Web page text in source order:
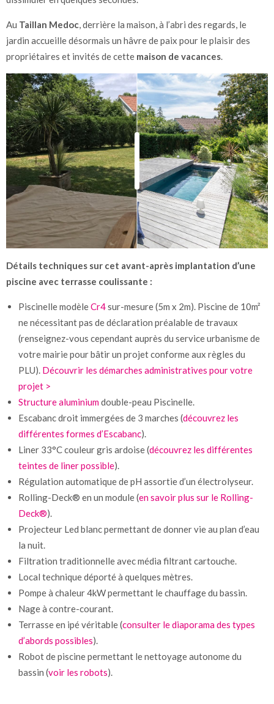
Au Taillan Medoc, derrière la maison, à l’abri des regards, le
jardin accueille désormais un hâvre de paix pour le plaisir des
propriétaires et invités de cette maison de vacances.
Détails techniques sur cet avant-après implantation d’une
piscine avec terrasse coulissante :
Piscinelle modèleCr4sur-mesure (5m x 2m). Piscine de 10m²
ne nécessitant pas de déclaration préalable de travaux
(renseignez-vous cependant auprès du service urbanisme de
votre mairie pour bâtir un projet conforme aux règles du
PLU). Découvrir les démarches administratives pour votre
projet >
Structure aluminiumdouble-peau Piscinelle.
Escabanc droit immergées de 3 marches (découvrez les
différentes formes d’Escabanc).
Liner 33°C couleur gris ardoise (découvrez les différentes
teintes de liner possible).
Régulation automatique de pH assortie d’un électrolyseur.
Rolling-Deck® en un module (en savoir plus sur le Rolling-
Deck®).
Projecteur Led blanc permettant de donner vie au plan d’eau
la nuit.
Filtration traditionnelle avec média filtrant cartouche.
Local technique déporté à quelques mètres.
Pompe à chaleur 4kW permettant le chauffage du bassin.
Nage à contre-courant.
Terrasse en ipé véritable (consulter le diaporama des types
d’abords possibles).
Robot de piscine permettant le nettoyage autonome du
bassin (voir les robots).